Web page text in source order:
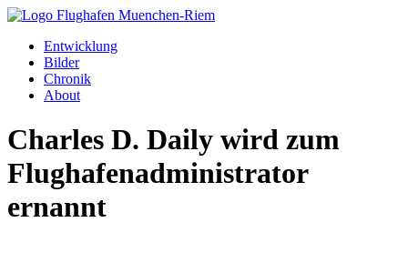
Entwicklung
Bilder
Chronik
About
Charles D. Daily wird zum
Flughafenadministrator
ernannt